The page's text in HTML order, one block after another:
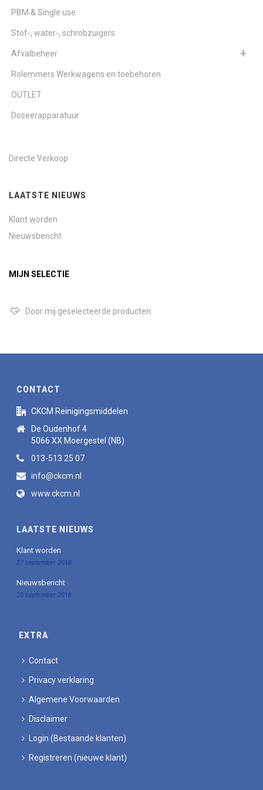
PBM & Single use
Stof-, water-, schrobzuigers
Afvalbeheer
Rolemmers Werkwagens en toebehoren
OUTLET
Doseerapparatuur
Directe Verkoop
LAATSTE NIEUWS
Klant worden
Nieuwsbericht
MIJN SELECTIE
Door mij geselecteerde producten:
CONTACT
CKCM Reinigingsmiddelen
De Oudenhof 4
5066 XX Moergestel (NB)
013-513 25 07
info@ckcm.nl
www.ckcm.nl
LAATSTE NIEUWS
Klant worden
27 september 2018
Nieuwsbericht
20 september 2018
EXTRA
Contact
Privacy verklaring
Algemene Voorwaarden
Disclaimer
Login (Bestaande klanten)
Registreren (nieuwe klant)